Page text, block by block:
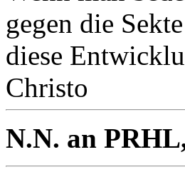
gegen die
diese
Christo
N.N. an